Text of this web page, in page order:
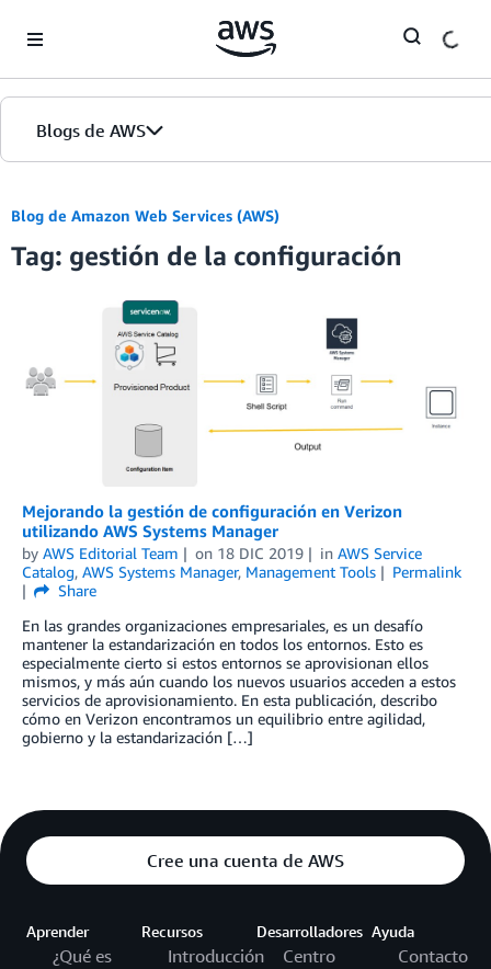
Blogs de AWS
Inicio
Ediciones
Blog de Amazon Web Services (AWS)
Tag: gestión de la configuración
Mejorando la gestión de configuración en Verizon
utilizando AWS Systems Manager
by AWS Editorial Team on 18 DIC 2019 in AWS Service
Catalog, AWS Systems Manager, Management Tools
Permalink
Share
En las grandes organizaciones empresariales, es un desafío
mantener la estandarización en todos los entornos. Esto es
especialmente cierto si estos entornos se aprovisionan ellos
mismos, y más aún cuando los nuevos usuarios acceden a estos
servicios de aprovisionamiento. En esta publicación, describo
cómo en Verizon encontramos un equilibrio entre agilidad,
gobierno y la estandarización […]
Cree una cuenta de AWS
Aprender
¿Qué es
Recursos
Introducción
Desarrolladores
Centro
Ayuda
Contacto